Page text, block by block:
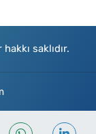
saklıdır.